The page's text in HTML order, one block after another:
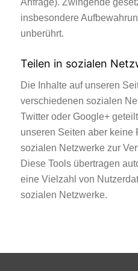
Anfrage). Zwingende
insbesondere
unberührt.
Teilen in sozialen
Die Inhalte auf unseren
verschiedenen sozialen
Twitter oder Google+
unseren Seiten aber keine
sozialen Netzwerke zur
Diese Tools übertragen
eine Vielzahl von
sozialen Netzwerke.